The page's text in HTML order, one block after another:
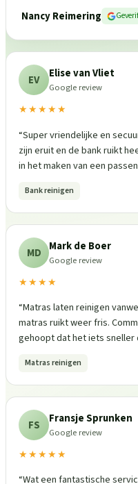
Nancy Reimering
EV Elise van Vliet
Google review
★★★★★
“Super vriendelijke en
zijn eruit en de bank ruikt
in het maken van een
Bank reinigen
MD Mark de Boer
Google review
★★★★
“Matras laten reinigen
matras ruikt weer fris.
gehoopt dat het iets sneller
Matras reinigen
FS Fransje Sprunken
Google review
★★★★★
“Wat een fantastische